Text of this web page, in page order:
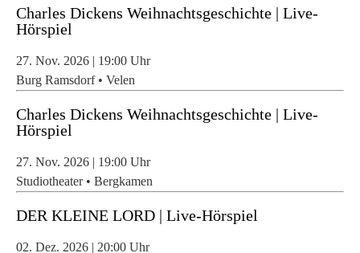
Charles Dickens Weihnachtsgeschichte | Live-
Hörspiel
27. Nov. 2026 | 19:00 Uhr
Burg Ramsdorf • Velen
Charles Dickens Weihnachtsgeschichte | Live-
Hörspiel
27. Nov. 2026 | 19:00 Uhr
Studiotheater • Bergkamen
DER KLEINE LORD | Live-Hörspiel
02. Dez. 2026 | 20:00 Uhr